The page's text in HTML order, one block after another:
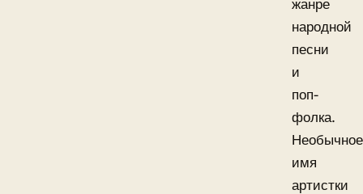
жанре
народной
песни
и
поп-
фолка.
Необычное
имя
артистки